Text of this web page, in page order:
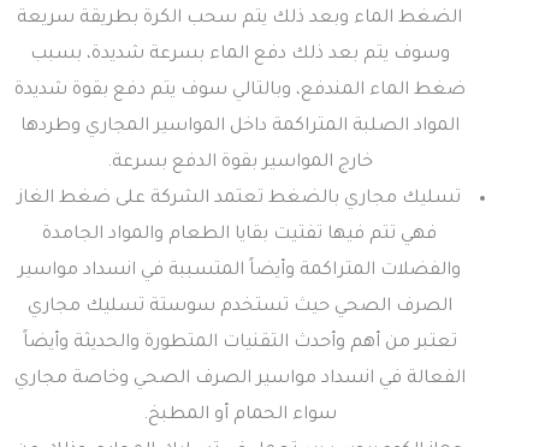
الضغط الماء وبعد ذلك يتم سحب الكرة بطريقة سريعة
وسوف يتم بعد ذلك دفع الماء بسرعة شديدة، بسبب
ضغط الماء المندفع، وبالتالي سوف يتم دفع بقوة شديدة
المواد الصلبة المتراكمة داخل المواسير المجاري وطردها
خارج المواسير بقوة الدفع بسرعة.
تسليك مجاري بالضغط تعتمد الشركة على ضغط الغاز
فهي تتم فيها تفتيت بقايا الطعام والمواد الجامدة
والفضلات المتراكمة وأيضاً المتسببة في انسداد مواسير
الصرف الصحي حيث تستخدم سوستة تسليك مجاري
تعتبر من أهم وأحدث التقنيات المتطورة والحديثة وأيضاً
الفعالة في انسداد مواسير الصرف الصحي وخاصة مجاري
سواء الحمام أو المطبخ.